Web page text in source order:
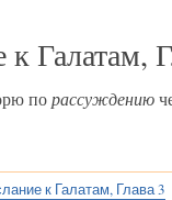
Галатам,
порассуждению
к Галатам, Глава 3